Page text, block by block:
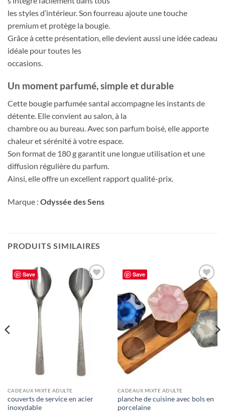
les styles d’intérieur. Son fourreau ajoute une touche
premium et protège la bougie.
Grâce à cette présentation, elle devient aussi une idée cadeau
idéale pour toutes les
occasions.
Un moment parfumé, simple et durable
Cette bougie parfumée santal accompagne les instants de
détente. Elle convient au salon, à la
chambre ou au bureau. Avec son parfum boisé, elle apporte
chaleur et sérénité à votre espace.
Son format de 180 g garantit une longue utilisation et une
diffusion régulière du parfum.
Ainsi, elle offre un excellent rapport qualité-prix.
Marque : Odyssée des Sens
PRODUITS SIMILAIRES
Save
Ajouter
à la liste
souhaits
CADEAUX MIXTE ADULTE
couverts de service en acier
inoxydable
Save
Ajouter
à la liste
de
souhaits
CADEAUX MIXTE ADULTE
planche de cuisine avec bols en
porcelaine